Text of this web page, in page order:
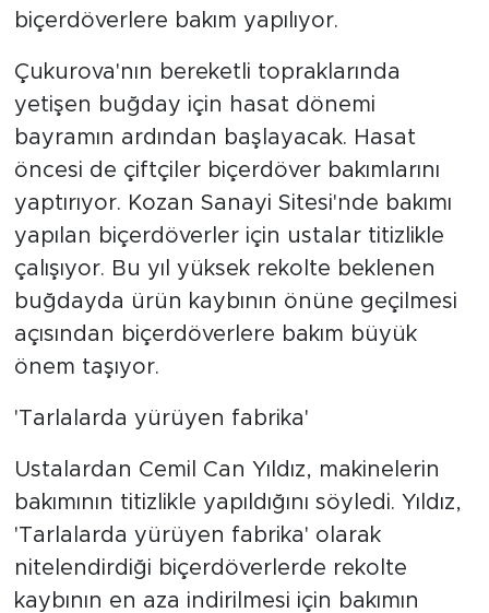
biçerdöverlere bakım yapılıyor.
Çukurova'nın bereketli topraklarında
yetişen buğday için hasat dönemi
bayramın ardından başlayacak. Hasat
öncesi de çiftçiler biçerdöver bakımlarını
yaptırıyor. Kozan Sanayi Sitesi'nde bakımı
yapılan biçerdöverler için ustalar titizlikle
çalışıyor. Bu yıl yüksek rekolte beklenen
buğdayda ürün kaybının önüne geçilmesi
açısından biçerdöverlere bakım büyük
önem taşıyor.
'Tarlalarda yürüyen fabrika'
Ustalardan Cemil Can Yıldız, makinelerin
bakımının titizlikle yapıldığını söyledi. Yıldız,
'Tarlalarda yürüyen fabrika' olarak
nitelendirdiği biçerdöverlerde rekolte
kaybının en aza indirilmesi için bakımın